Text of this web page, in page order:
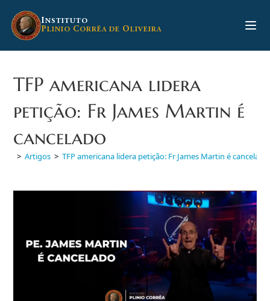
para
INSTITUTO
PLINIO CORRÊA DE OLIVEIRA
TFP americana lidera
petição: Fr James Martin é
cancelado
> Artigos > TFP americana lidera petição: Fr James Martin é cancelado